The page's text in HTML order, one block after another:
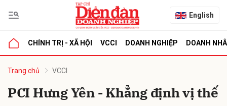
English
CHÍNH TRỊ - XÃ HỘI VCCI DOANH NGHIỆP DOANH
Trang chủ VCCI
PCI Hưng Yên - Khẳng định vị thế
luận